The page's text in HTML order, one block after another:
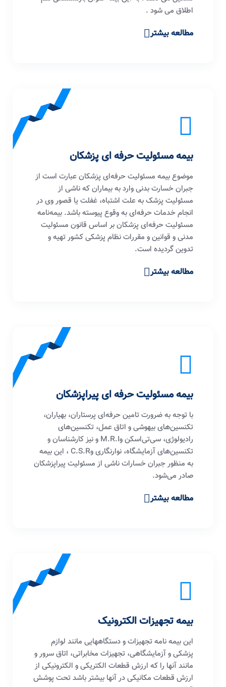
اطلاق می شود .
مطالعه بیشتر
بیمه مسئولیت حرفه ای پزشکان
موضوع بیمه مسئولیت حرفه‌ای پزشکان عبارت است از
جبران خسارت بدنی وارد به بیماران که ناشی از
مسئولیت پزشک به علت اشتباه، غفلت یا قصور وی در
انجام خدمات حرفه‌ای به وقوع پیوسته باشد. بیمه‌نامه
مسئولیت حرفه‌ای پزشکان بر اساس قانون مسئولیت
مدنی و قوانین و مقررات نظام پزشکی کشور تهیه و
تدوین گردیده است.
مطالعه بیشتر
بیمه مسئولیت حرفه ای پیراپزشکان
با توجه به ضرورت تامین حرفه‌ای پرستاران، ‌بهیاران،
تکنسین‌های بیهوشی و اتاق عمل، تکنسین‌های
رادیولوژی، سی‌تی‌اسکن وM.R.I و نیز کارشناسان و
تکنسین‌های آزمایشگاه، نوارنگاری وC.S.R ، این بیمه
به منظور جبران خسارات ناشی از مسئولیت پیراپزشکان
صادر می‌شود.
مطالعه بیشتر
بیمه تجهیزات الکترونیک
این بیمه نامه تجهیزات و دستگاههایی مانند لوازم
پزشکی و آزمایشگاهی، تجهیزات مخابراتی، اتاق سرور و
مانند آنها را که ارزش قطعات الکتریکی و الکترونیکی از
ارزش قطعات مکانیکی در آنها بیشتر باشد تحت پوشش